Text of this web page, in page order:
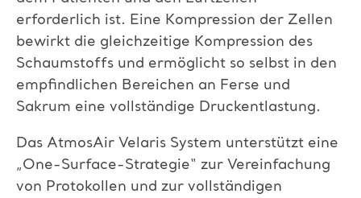
erforderlich ist. Eine Kompression der Zellen
bewirkt die gleichzeitige Kompression des
Schaumstoffs und ermöglicht so selbst in den
empfindlichen Bereichen an Ferse und
Sakrum eine vollständige Druckentlastung.
Das AtmosAir Velaris System unterstützt eine
„One-Surface-Strategie“ zur Vereinfachung
von Protokollen und zur vollständigen